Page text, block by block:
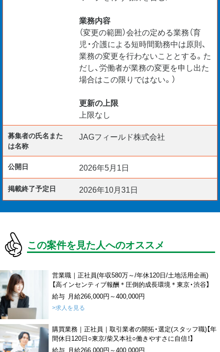
業務内容
（変更の範囲）会社の定める業務（育
児・介護による短時間勤務中は原則、
業務の変更を行わないこととする。た
だし、労働者が業務の変更を申し出た
場合はこの限りではない。）
更新の上限
上限なし
募集者の氏名また
は名称
JAGフィールド株式会社
公開日 2026年5月1日
掲載終了予定日 2026年10月31日
この案件を見た人へのオススメ
営業職｜正社員(年収580万～/年休120日/土地活用企画)
【高インセンティブ報酬＊圧倒的成長環境＊東京・渋谷】
給与 月給266,000円～400,000円
>求人を見る
購買業務｜正社員｜取引業者の開拓・選定(スタッフ職)【年
間休日120日○東京/柴又本社○働きやすさに自信！】
給与 月給266,000円～400,000円